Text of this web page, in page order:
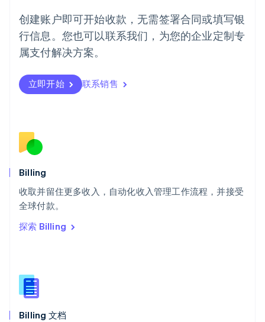
创建账户即可开始收款，无需签署合同或填写银
行信息。您也可以联系我们，为您的企业定制专
属支付解决方案。
立即开始 联系销售
Billing
收取并留住更多收入，自动化收入管理工作流程，并接受
全球付款。
探索 Billing
Billing 文档
葡萄牙
Português English
日本
日本語English
瑞典
瑞士
DeutschFrançais
English
斯洛文尼亚
泰国
ไทยEnglish
希腊
English
西班牙
新西兰
English
匈牙利
English